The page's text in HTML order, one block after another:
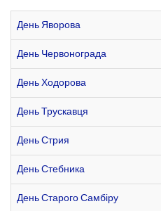
День Яворова
День Червонограда
День Ходорова
День Трускавця
День Стрия
День Стебника
День Старого Самбіру